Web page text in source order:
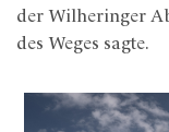
der Wilheringer
des Weges sagte.